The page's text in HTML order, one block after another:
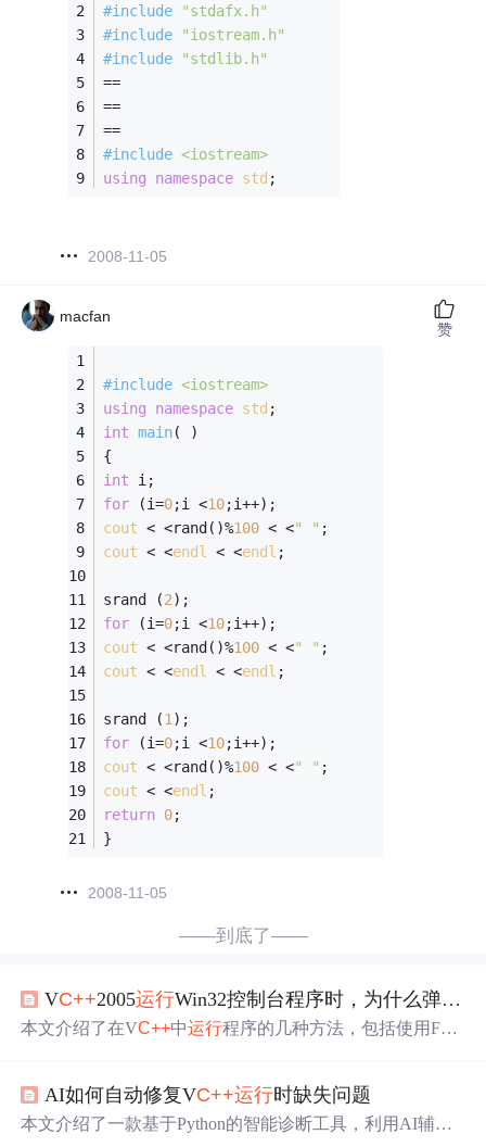
#include
"stdafx.h"
#include
"iostream.h"
#include
"stdlib.h"
==
==
==
#include <iostream>
using
namespace std ;
2008-11-05
macfan
#include <iostream>
using
namespace std ;
int main( )
{
int i;
for (i=0;i <10;i++);
cout < <rand()%100 < <" " ;
cout < <endl < <endl ;
srand (2);
for (i=0;i <10;i++);
cout < <rand()%100 < <" " ;
cout < <endl < <endl ;
srand (1 );
for (i=0;i <10;i++);
cout < <rand()%100 < <" " ;
cout < <endl ;
return 0;
}
2008-11-05
赞
——到底了——
VC++2005运行Win32控制台程序时，为什么弹不出控制台窗口（无法看到
本文介绍了在VC++中运行程序的几种方法，包括使用F5
e")的使用场景。
AI如何自动修复VC++运行时缺失问题
本文介绍了一款基于Python的智能诊断工具，利用AI辅助